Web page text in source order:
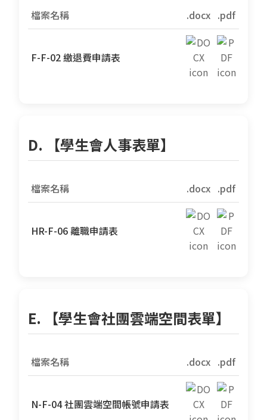
檔案名稱 .docx .pdf
F-F-02 繳退費申請表
D. 【學生會人事表單】
檔案名稱 .docx .pdf
HR-F-06 離職申請表
E. 【學生會社團雲端空間表單】
檔案名稱 .docx .pdf
N-F-04 社團雲端空間帳號申請表